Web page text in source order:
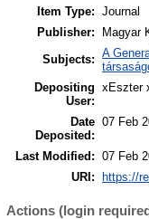
Item Type: Journal
Publisher:
Magyar
Subjects: A
Depositing
User:
xEszter
Date
Deposited:
07 Feb
Last Modified: 07 Feb
URI:
https://
Actions (login